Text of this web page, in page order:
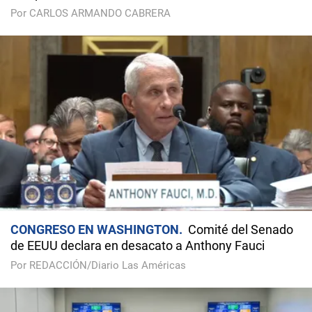
Por CARLOS ARMANDO CABRERA
CONGRESO EN WASHINGTON
Comité del Senado
de EEUU declara en desacato a Anthony Fauci
Por REDACCIÓN/Diario Las Américas